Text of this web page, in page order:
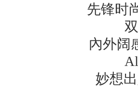
先锋时
內外阔
妙想